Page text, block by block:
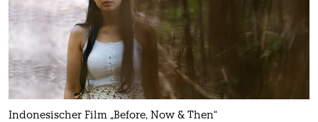
Indonesischer Film „Before, Now & Then“